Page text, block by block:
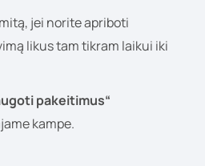
jei norite apriboti
likus tam tikram laikui iki
pakeitimus“
kampe.